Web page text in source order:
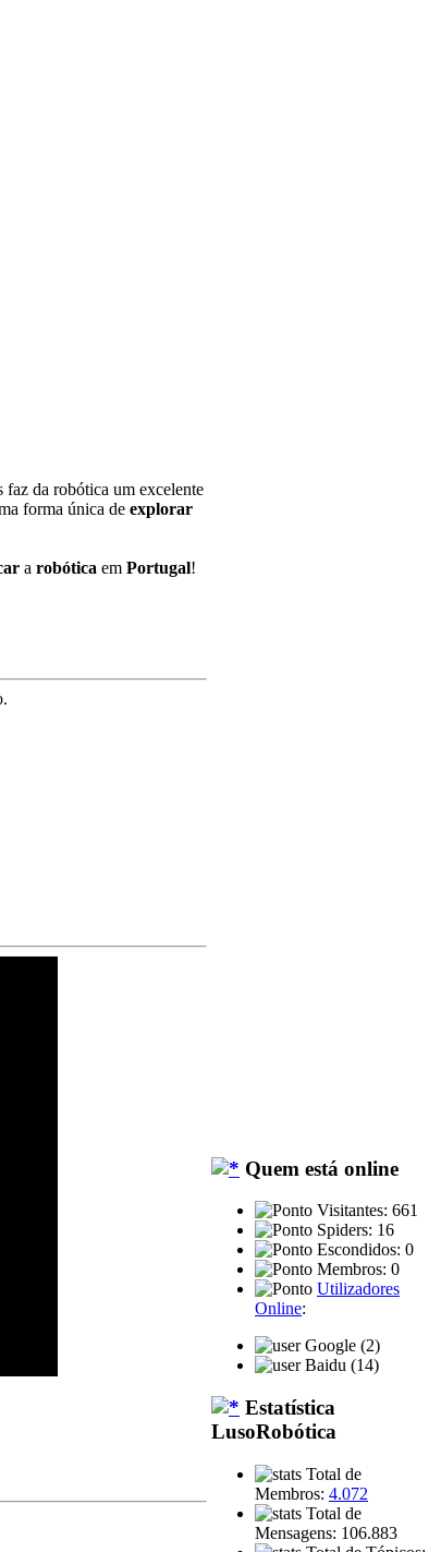
faz da robótica um excelente
forma única de explorar
a robótica em Portugal!
Quem está online
Visitantes: 661
Spiders: 16
Escondidos: 0
Membros: 0
Utilizadores
Online:
Google (2)
Baidu (14)
Estatística
LusoRobótica
Total de
Membros: 4.072
Total de
Mensagens: 106.883